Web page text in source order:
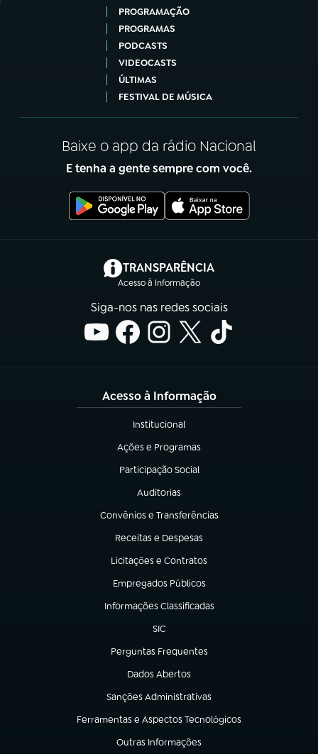
PROGRAMAÇÃO
PROGRAMAS
PODCASTS
VIDEOCASTS
ÚLTIMAS
FESTIVAL DE MÚSICA
Baixe o app da rádio Nacional
E tenha a gente sempre com você.
TRANSPARÊNCIA
Acesso à Informação
(abre em nova aba)
Siga-nos nas redes sociais
Acesso à Informação
Institucional
(abre em nova aba)
Ações e Programas
(abre em nova aba)
Participação Social
(abre em nova aba)
Auditorias
(abre em nova aba)
Convênios e Transferências
(abre em nova aba)
Receitas e Despesas
(abre em nova aba)
Licitações e Contratos
(abre em nova aba)
Empregados Públicos
(abre em nova aba)
Informações Classificadas
(abre em nova aba)
SIC
(abre em nova aba)
Perguntas Frequentes
(abre em nova aba)
Dados Abertos
(abre em nova aba)
Sanções Administrativas
(abre em nova aba)
Ferramentas e Aspectos Tecnológicos
(abre em nova aba)
Outras Informações
(abre em nova aba)